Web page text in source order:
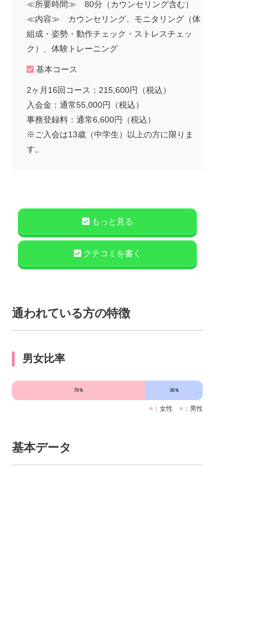
≪所要時間≫ 80分（カウンセリング含む）
≪内容≫ カウンセリング、モニタリング（体
組成・姿勢・動作チェック・ストレスチェッ
ク）、体験トレーニング
基本コース
2ヶ月16回コース：215,600円（税込）
入会金：通常55,000円（税込）
事務登録料：通常6,600円（税込）
※ご入会は13歳（中学生）以上の方に限りま
す。
もっと見る
クチコミを書く
通われている方の特徴
男女比率
70％ 30％
■ ：女性 ■ ：男性
基本データ